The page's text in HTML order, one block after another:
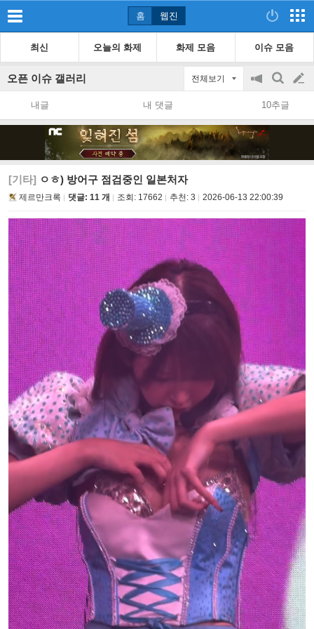
홈 웹진
최신 오늘의 화제 화제 모음 이슈 모음
오픈 이슈 갤러리 전체보기
공
지
on/off
검
색
글
쓰
내글 내 댓글 10추글
[기타] ㅇㅎ) 방어구 점검중인 일본처자
제르만크록 댓글: 11 개 조회: 17662 추천: 3 2026-06-13 22:00:39